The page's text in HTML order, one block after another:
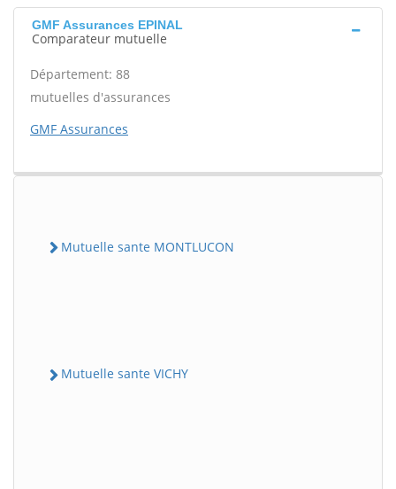
GMF Assurances EPINAL
Comparateur mutuelle
Département: 88
mutuelles d'assurances
GMF Assurances
Mutuelle sante MONTLUCON
Mutuelle sante VICHY